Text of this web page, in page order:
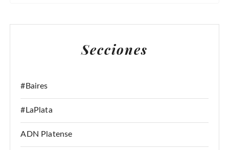
i
C
Secciones
#Baires
#LaPlata
ADN Platense